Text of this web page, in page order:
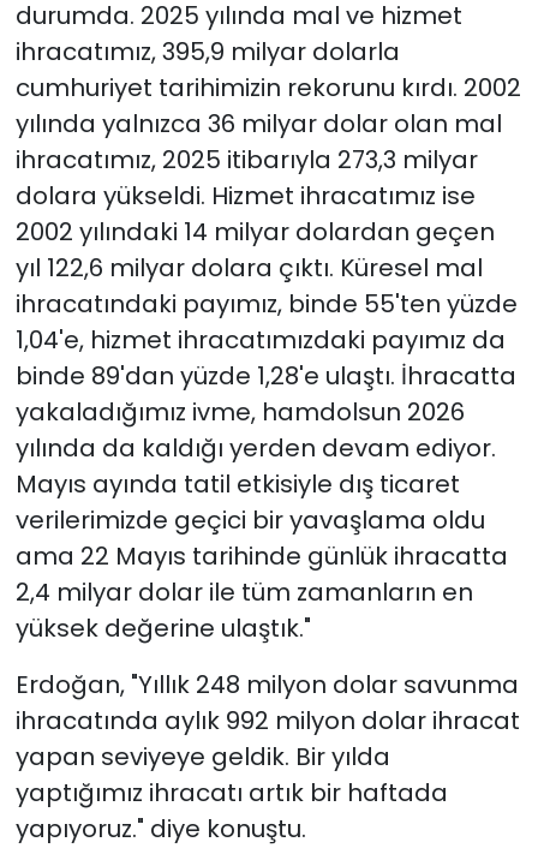
durumda. 2025 yılında mal ve hizmet
ihracatımız, 395,9 milyar dolarla
cumhuriyet tarihimizin rekorunu kırdı. 2002
yılında yalnızca 36 milyar dolar olan mal
ihracatımız, 2025 itibarıyla 273,3 milyar
dolara yükseldi. Hizmet ihracatımız ise
2002 yılındaki 14 milyar dolardan geçen
yıl 122,6 milyar dolara çıktı. Küresel mal
ihracatındaki payımız, binde 55'ten yüzde
1,04'e, hizmet ihracatımızdaki payımız da
binde 89'dan yüzde 1,28'e ulaştı. İhracatta
yakaladığımız ivme, hamdolsun 2026
yılında da kaldığı yerden devam ediyor.
Mayıs ayında tatil etkisiyle dış ticaret
verilerimizde geçici bir yavaşlama oldu
ama 22 Mayıs tarihinde günlük ihracatta
2,4 milyar dolar ile tüm zamanların en
yüksek değerine ulaştık."
Erdoğan, "Yıllık 248 milyon dolar savunma
ihracatında aylık 992 milyon dolar ihracat
yapan seviyeye geldik. Bir yılda
yaptığımız ihracatı artık bir haftada
yapıyoruz." diye konuştu.